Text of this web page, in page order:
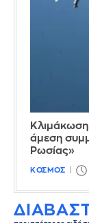
άμεση
Ρωσίας»
ΚΟΣΜΟΣ